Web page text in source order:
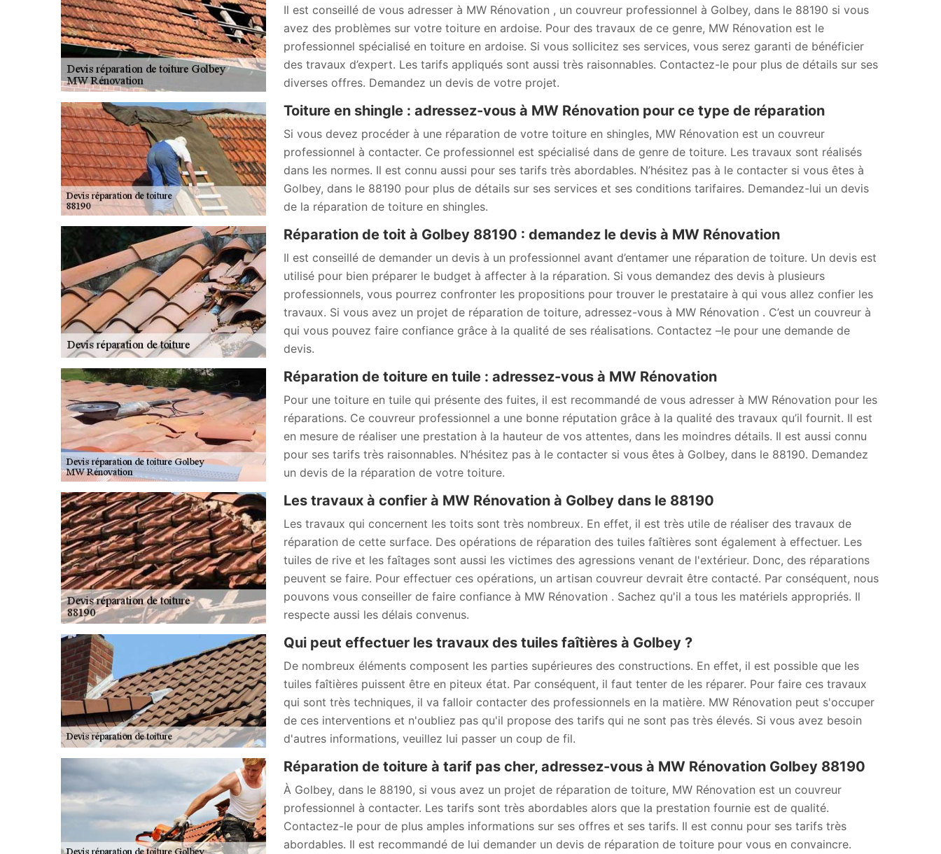
Il est conseillé de vous adresser à MW Rénovation , un couvreur professionnel à Golbey, dans le 88190 si vous
avez des problèmes sur votre toiture en ardoise. Pour des travaux de ce genre, MW Rénovation est le
professionnel spécialisé en toiture en ardoise. Si vous sollicitez ses services, vous serez garanti de bénéficier
des travaux d’expert. Les tarifs appliqués sont aussi très raisonnables. Contactez-le pour plus de détails sur ses
diverses offres. Demandez un devis de votre projet.
Toiture en shingle : adressez-vous à MW Rénovation pour ce type de réparation
Si vous devez procéder à une réparation de votre toiture en shingles, MW Rénovation est un couvreur
professionnel à contacter. Ce professionnel est spécialisé dans de genre de toiture. Les travaux sont réalisés
dans les normes. Il est connu aussi pour ses tarifs très abordables. N’hésitez pas à le contacter si vous êtes à
Golbey, dans le 88190 pour plus de détails sur ses services et ses conditions tarifaires. Demandez-lui un devis
de la réparation de toiture en shingles.
Réparation de toit à Golbey 88190 : demandez le devis à MW Rénovation
Il est conseillé de demander un devis à un professionnel avant d’entamer une réparation de toiture. Un devis est
utilisé pour bien préparer le budget à affecter à la réparation. Si vous demandez des devis à plusieurs
professionnels, vous pourrez confronter les propositions pour trouver le prestataire à qui vous allez confier les
travaux. Si vous avez un projet de réparation de toiture, adressez-vous à MW Rénovation . C’est un couvreur à
qui vous pouvez faire confiance grâce à la qualité de ses réalisations. Contactez –le pour une demande de
devis.
Réparation de toiture en tuile : adressez-vous à MW Rénovation
Pour une toiture en tuile qui présente des fuites, il est recommandé de vous adresser à MW Rénovation pour les
réparations. Ce couvreur professionnel a une bonne réputation grâce à la qualité des travaux qu’il fournit. Il est
en mesure de réaliser une prestation à la hauteur de vos attentes, dans les moindres détails. Il est aussi connu
pour ses tarifs très raisonnables. N’hésitez pas à le contacter si vous êtes à Golbey, dans le 88190. Demandez
un devis de la réparation de votre toiture.
Les travaux à confier à MW Rénovation à Golbey dans le 88190
Les travaux qui concernent les toits sont très nombreux. En effet, il est très utile de réaliser des travaux de
réparation de cette surface. Des opérations de réparation des tuiles faîtières sont également à effectuer. Les
tuiles de rive et les faîtages sont aussi les victimes des agressions venant de l'extérieur. Donc, des réparations
peuvent se faire. Pour effectuer ces opérations, un artisan couvreur devrait être contacté. Par conséquent, nous
pouvons vous conseiller de faire confiance à MW Rénovation . Sachez qu'il a tous les matériels appropriés. Il
respecte aussi les délais convenus.
Qui peut effectuer les travaux des tuiles faîtières à Golbey ?
De nombreux éléments composent les parties supérieures des constructions. En effet, il est possible que les
tuiles faîtières puissent être en piteux état. Par conséquent, il faut tenter de les réparer. Pour faire ces travaux
qui sont très techniques, il va falloir contacter des professionnels en la matière. MW Rénovation peut s'occuper
de ces interventions et n'oubliez pas qu'il propose des tarifs qui ne sont pas très élevés. Si vous avez besoin
d'autres informations, veuillez lui passer un coup de fil.
Réparation de toiture à tarif pas cher, adressez-vous à MW Rénovation Golbey 88190
À Golbey, dans le 88190, si vous avez un projet de réparation de toiture, MW Rénovation est un couvreur
professionnel à contacter. Les tarifs sont très abordables alors que la prestation fournie est de qualité.
Contactez-le pour de plus amples informations sur ses offres et ses tarifs. Il est connu pour ses tarifs très
abordables. Il est recommandé de lui demander un devis de réparation de toiture pour vous en convaincre.